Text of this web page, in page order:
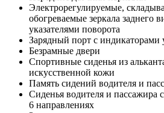
Электрорегулируемые,
обогреваемые зеркала заднего
указателями поворота
Зарядный порт с индикаторами
Безрамные двери
Спортивные сиденья из
искусственной кожи
Память сидений водителя и
Сиденья водителя и пассажира
6 направлениях